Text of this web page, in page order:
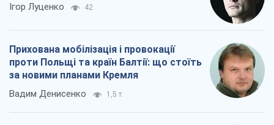
Ігор Луценко 42
Прихована мобілізація і провокації
проти Польщі та країн Балтії: що стоїть
за новими планами Кремля
Вадим Денисенко 1,5 т.